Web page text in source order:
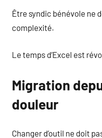
Être syndic bénévole ne
complexité.
Le temps d’Excel est
Migration
douleur
Changer d’outil ne doit